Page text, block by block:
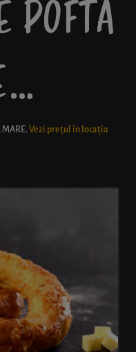
POFTĂ
MARE. Vezi prețul în locația